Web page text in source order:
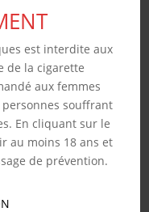
est interdite aux
de la cigarette
aux femmes
souffrant
En cliquant sur le
au moins 18 ans et
de prévention.